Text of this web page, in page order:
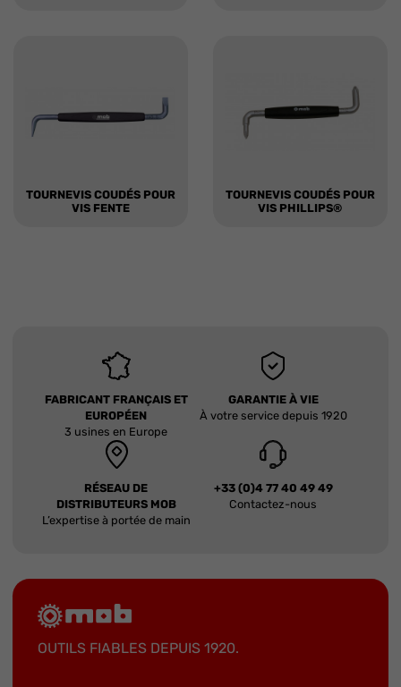
TOURNEVIS COUDÉS POUR
VIS FENTE
TOURNEVIS COUDÉS POUR
VIS PHILLIPS®
FABRICANT FRANÇAIS ET
EUROPÉEN
3 usines en Europe
GARANTIE À VIE
À votre service depuis 1920
RÉSEAU DE
DISTRIBUTEURS MOB
L’expertise à portée de main
+33 (0)4 77 40 49 49
Contactez-nous
OUTILS FIABLES DEPUIS 1920.